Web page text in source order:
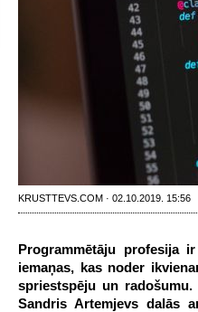
KRUSTTEVS.COM · 02.10.2019. 15:56
Programmētāju profesija
iemaņas, kas noder
spriestspēju un radošumu.
Sandris Artemjevs dalās